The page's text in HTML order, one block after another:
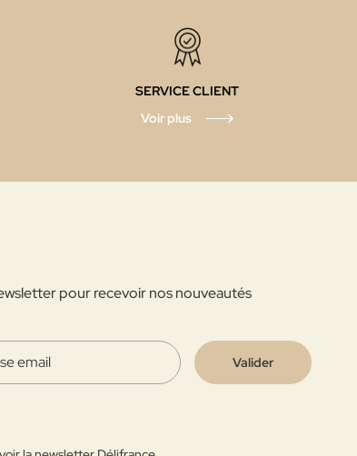
SERVICE CLIENT
Voir plus
pour recevoir nos nouveautés
Valider